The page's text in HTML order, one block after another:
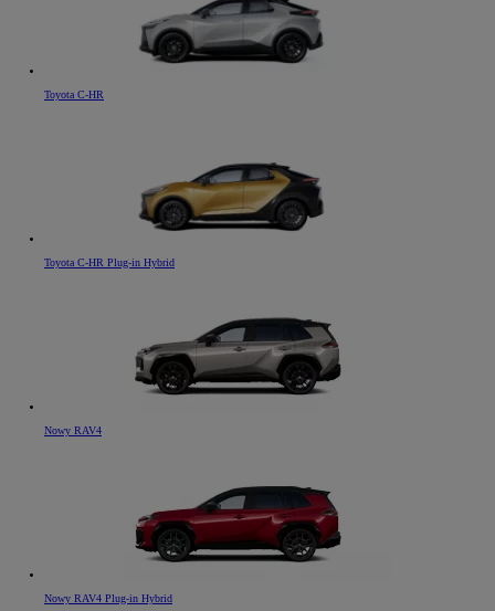
Toyota C-HR
Toyota C-HR Plug-in Hybrid
Nowy RAV4
Nowy RAV4 Plug-in Hybrid